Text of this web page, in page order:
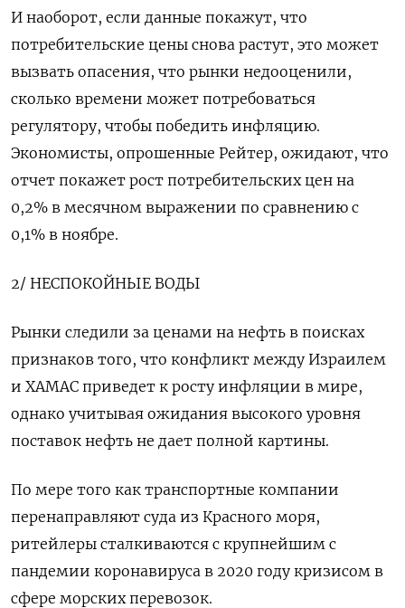
И наоборот, если данные покажут, что
потребительские цены снова растут, это может
вызвать опасения, что рынки недооценили,
сколько времени может потребоваться
регулятору, чтобы победить инфляцию.
Экономисты, опрошенные Рейтер, ожидают, что
отчет покажет рост потребительских цен на
0,2% в месячном выражении по сравнению с
0,1% в ноябре.
2/ НЕСПОКОЙНЫЕ ВОДЫ
Рынки следили за ценами на нефть в поисках
признаков того, что конфликт между Израилем
и ХАМАС приведет к росту инфляции в мире,
однако учитывая ожидания высокого уровня
поставок нефть не дает полной картины.
По мере того как транспортные компании
перенаправляют суда из Красного моря,
ритейлеры сталкиваются с крупнейшим с
пандемии коронавируса в 2020 году кризисом в
сфере морских перевозок.